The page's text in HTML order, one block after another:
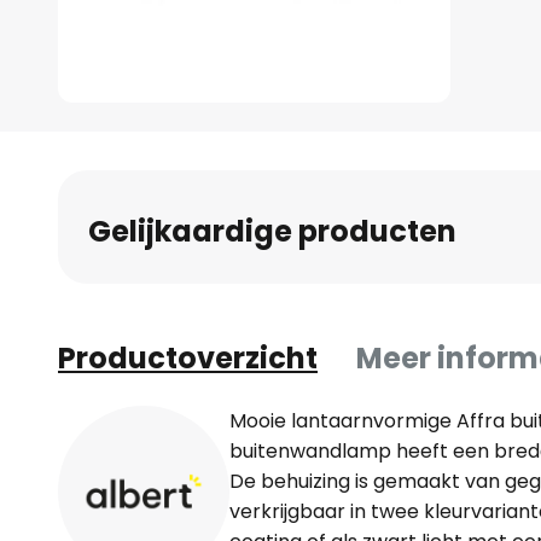
vanGelijkaardige producten
Productoverzicht Meer
Mooie lantaarnvormige Affra
buitenwandlamp heeft een
De behuizing is gemaakt van
verkrijgbaar in twee